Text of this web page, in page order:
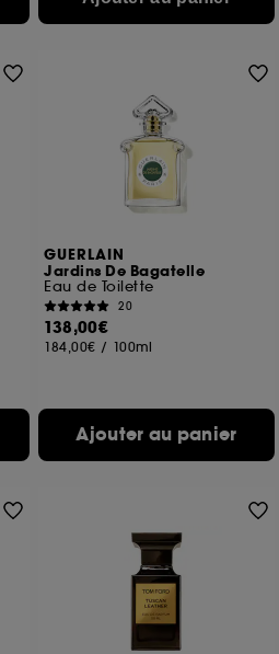
GUERLAIN
Jardins De Bagatelle
Eau de Toilette
20
138,00€
184,00€ / 100ml
Ajouter au panier